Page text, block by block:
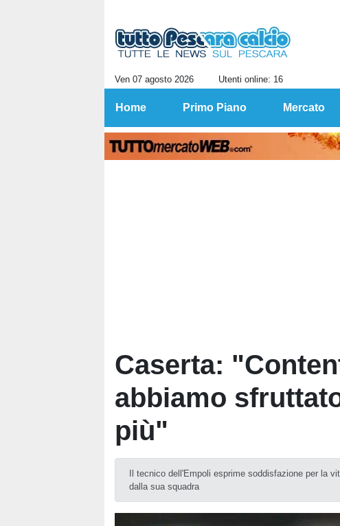
Ven 07 agosto 2026 Utenti online: 16
Home Primo Piano Mercato
Caserta:
abbiamo
più"
Il tecnico dell'Empoli esprime soddisfazione per la
dalla sua squadra